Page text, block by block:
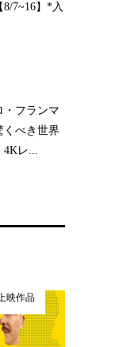
7~16】*入
・フランマ
くべき世界
4Kレ...
映作品